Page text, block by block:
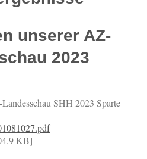
unserer AZ-
2023
SHH 2023 Sparte
KB]